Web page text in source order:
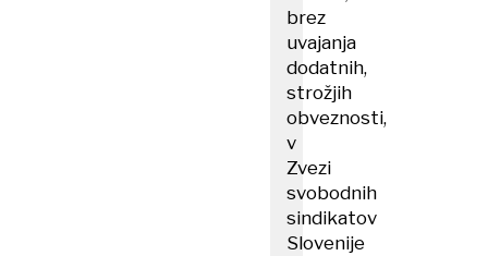
brez
uvajanja
dodatnih,
strožjih
obveznosti,
v
Zvezi
svobodnih
sindikatov
Slovenije